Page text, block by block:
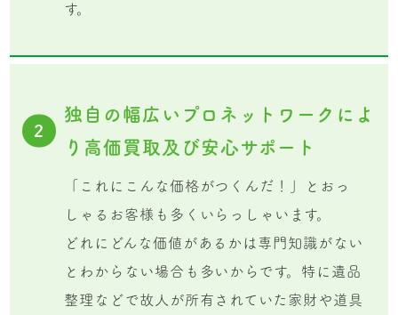
す。
2
独自の幅広いプロネットワークによ
り高価買取及び安心サポート
「これにこんな価格がつくんだ！」とおっ
しゃるお客様も多くいらっしゃいます。
どれにどんな価値があるかは専門知識がない
とわからない場合も多いからです。特に遺品
整理などで故人が所有されていた家財や道具